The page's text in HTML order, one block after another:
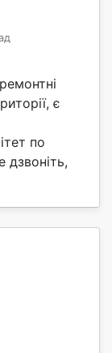
є
по